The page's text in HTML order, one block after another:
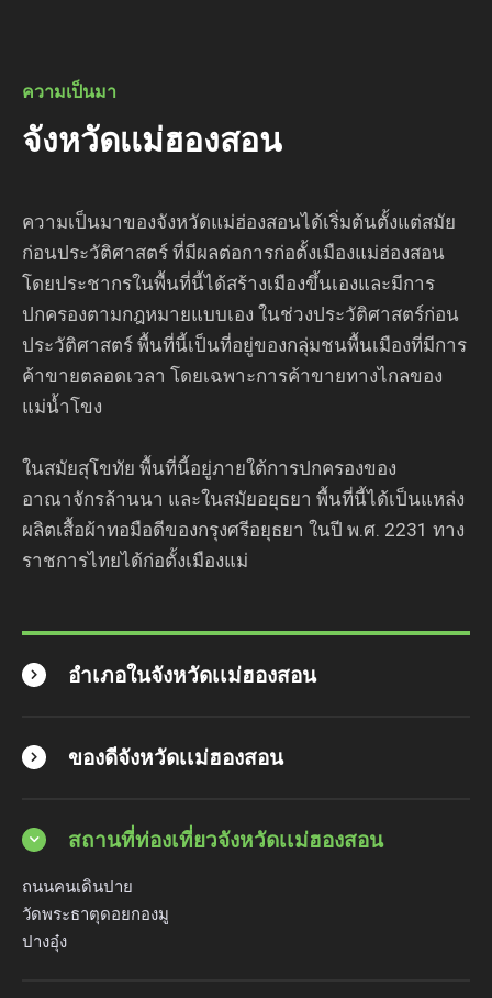
ความเป็นมา
จังหวัดเเม่ฮองสอน
ความเป็นมาของจังหวัดแม่ฮ่องสอนได้เริ่มต้นตั้งแต่สมัย
ก่อนประวัติศาสตร์ ที่มีผลต่อการก่อตั้งเมืองแม่ฮ่องสอน
โดยประชากรในพื้นที่นี้ได้สร้างเมืองขึ้นเองและมีการ
ปกครองตามกฎหมายแบบเอง ในช่วงประวัติศาสตร์ก่อน
ประวัติศาสตร์ พื้นที่นี้เป็นที่อยู่ของกลุ่มชนพื้นเมืองที่มีการ
ค้าขายตลอดเวลา โดยเฉพาะการค้าขายทางไกลของ
แม่น้ำโขง
ในสมัยสุโขทัย พื้นที่นี้อยู่ภายใต้การปกครองของ
อาณาจักรล้านนา และในสมัยอยุธยา พื้นที่นี้ได้เป็นแหล่ง
ผลิตเสื้อผ้าทอมือดีของกรุงศรีอยุธยา ในปี พ.ศ. 2231 ทาง
ราชการไทยได้ก่อตั้งเมืองแม่
อำเภอในจังหวัดเเม่ฮองสอน
ของดีจังหวัดเเม่ฮองสอน
สถานที่ท่องเที่ยวจังหวัดเเม่ฮองสอน
ถนนคนเดินปาย
วัดพระธาตุดอยกองมู
ปางอุ๋ง